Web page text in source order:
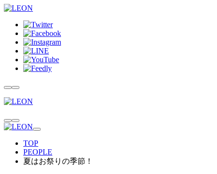
TOP
PEOPLE
夏はお祭りの季節！